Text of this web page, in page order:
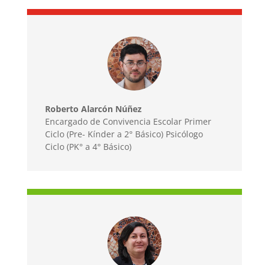
Roberto Alarcón Núñez
Encargado de Convivencia Escolar Primer
Ciclo (Pre- Kínder a 2° Básico) Psicólogo
Ciclo (PK° a 4° Básico)